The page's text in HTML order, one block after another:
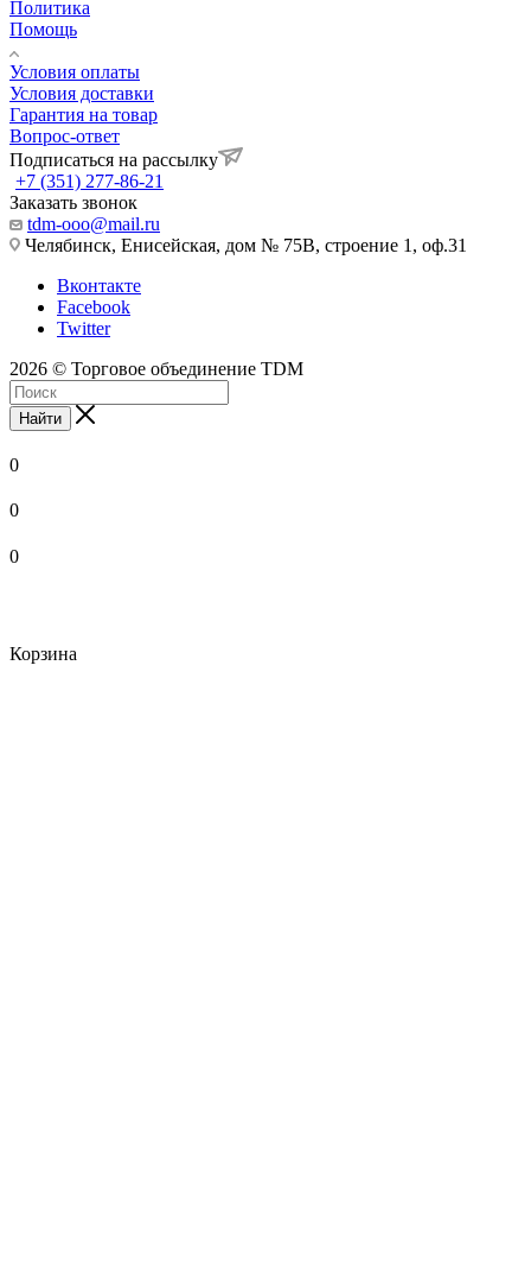
Политика
Помощь
Условия оплаты
Условия доставки
Гарантия на товар
Вопрос-ответ
Подписаться на рассылку
+7 (351) 277-86-21
Заказать звонок
tdm-ooo@mail.ru
Челябинск, Енисейская, дом № 75В, строение 1, оф.31
Вконтакте
Facebook
Twitter
2026 © Торговое объединение TDM
Найти
0
0
0
Корзина